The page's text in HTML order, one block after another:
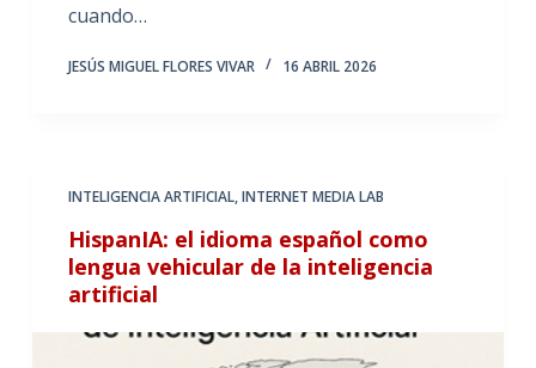
cuando…
JESÚS MIGUEL FLORES VIVAR 16 ABRIL 2026
INTELIGENCIA ARTIFICIAL,INTERNET MEDIA LAB
HispanIA: el idioma español como
lengua vehicular de la inteligencia
artificial